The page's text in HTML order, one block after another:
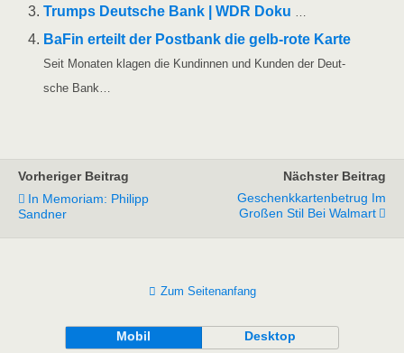
Trumps Deut­sche Bank | WDR Doku
BaFin erteilt der Post­bank die gelb-rote Kar­te
Seit Mona­ten kla­gen die Kun­din­nen und Kun­den der Deut­
sche Bank…
Vorheriger Beitrag
In Memoriam: Philipp
Sandner
Nächster Beitrag
Geschenkkartenbetrug Im
Großen Stil Bei Walmart
Zum Seitenanfang
Mobil Desktop